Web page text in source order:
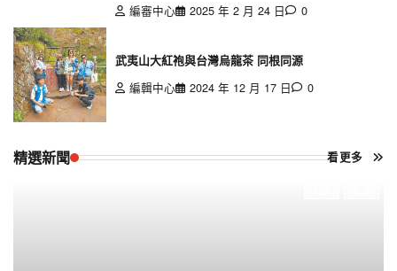
編審中心
2025 年 2 月 24 日 0
武夷山大紅袍與台灣烏龍茶 同根同源
編輯中心
2024 年 12 月 17 日 0
精選新聞 看更多